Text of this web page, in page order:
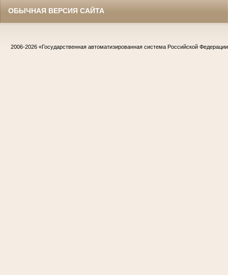
ОБЫЧНАЯ ВЕРСИЯ САЙТА
2006-2026 «Государственная автоматизированная система Российской